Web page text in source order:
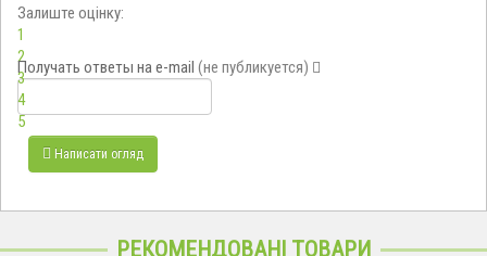
Залиште оцінку:
1
2
3
4
5
Получать ответы на e-mail (не публикуется)
Написати огляд
РЕКОМЕНДОВАНІ ТОВАРИ